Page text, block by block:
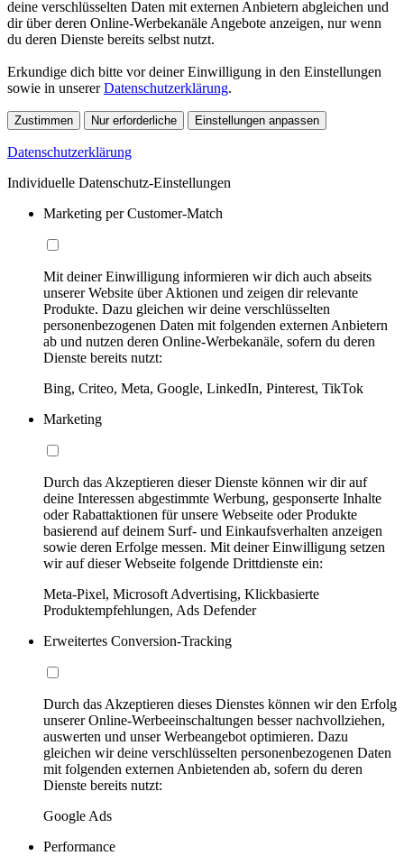
deine verschlüsselten Daten mit externen Anbietern abgleichen und
dir über deren Online-Werbekanäle Angebote anzeigen, nur wenn
du deren Dienste bereits selbst nutzt.
Erkundige dich bitte vor deiner Einwilligung in den Einstellungen
sowie in unsererDatenschutzerklärung.
Zustimmen Nur erforderliche Einstellungen anpassen
Datenschutzerklärung
Individuelle Datenschutz-Einstellungen
Marketing per Customer-Match
Mit deiner Einwilligung informieren wir dich auch abseits
unserer Website über Aktionen und zeigen dir relevante
Produkte. Dazu gleichen wir deine verschlüsselten
personenbezogenen Daten mit folgenden externen Anbietern
ab und nutzen deren Online-Werbekanäle, sofern du deren
Dienste bereits nutzt:
Bing, Criteo, Meta, Google, LinkedIn, Pinterest, TikTok
Marketing
Durch das Akzeptieren dieser Dienste können wir dir auf
deine Interessen abgestimmte Werbung, gesponserte Inhalte
oder Rabattaktionen für unsere Webseite oder Produkte
basierend auf deinem Surf- und Einkaufsverhalten anzeigen
sowie deren Erfolge messen. Mit deiner Einwilligung setzen
wir auf dieser Webseite folgende Drittdienste ein:
Meta-Pixel, Microsoft Advertising, Klickbasierte
Produktempfehlungen, Ads Defender
Erweitertes Conversion-Tracking
Durch das Akzeptieren dieses Dienstes können wir den Erfolg
unserer Online-Werbeeinschaltungen besser nachvollziehen,
auswerten und unser Werbeangebot optimieren. Dazu
gleichen wir deine verschlüsselten personenbezogenen Daten
mit folgenden externen Anbietenden ab, sofern du deren
Dienste bereits nutzt:
Google Ads
Performance